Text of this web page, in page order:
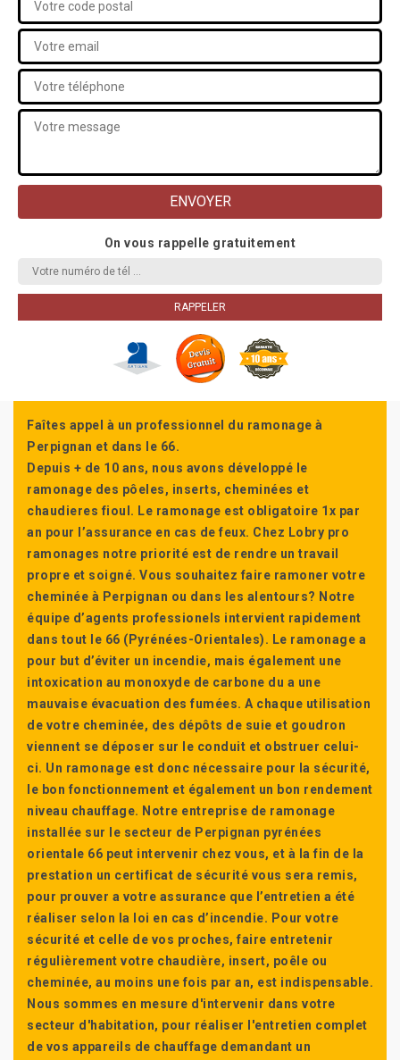
On vous rappelle gratuitement
Faîtes appel à un professionnel du ramonage à
Perpignan et dans le 66.
Depuis + de 10 ans, nous avons développé le
ramonage des pôeles, inserts, cheminées et
chaudieres fioul. Le ramonage est obligatoire 1x par
an pour l’assurance en cas de feux. Chez Lobry pro
ramonages notre priorité est de rendre un travail
propre et soigné. Vous souhaitez faire ramoner votre
cheminée à Perpignan ou dans les alentours? Notre
équipe d’agents professionels intervient rapidement
dans tout le 66 (Pyrénées-Orientales). Le ramonage a
pour but d’éviter un incendie, mais également une
intoxication au monoxyde de carbone du a une
mauvaise évacuation des fumées. A chaque utilisation
de votre cheminée, des dépôts de suie et goudron
viennent se déposer sur le conduit et obstruer celui-
ci. Un ramonage est donc nécessaire pour la sécurité,
le bon fonctionnement et également un bon rendement
niveau chauffage. Notre entreprise de ramonage
installée sur le secteur de Perpignan pyrénées
orientale 66 peut intervenir chez vous, et à la fin de la
prestation un certificat de sécurité vous sera remis,
pour prouver a votre assurance que l’entretien a été
réaliser selon la loi en cas d’incendie. Pour votre
sécurité et celle de vos proches, faire entretenir
régulièrement votre chaudière, insert, poêle ou
cheminée, au moins une fois par an, est indispensable.
Nous sommes en mesure d'intervenir dans votre
secteur d'habitation, pour réaliser l'entretien complet
de vos appareils de chauffage demandant un